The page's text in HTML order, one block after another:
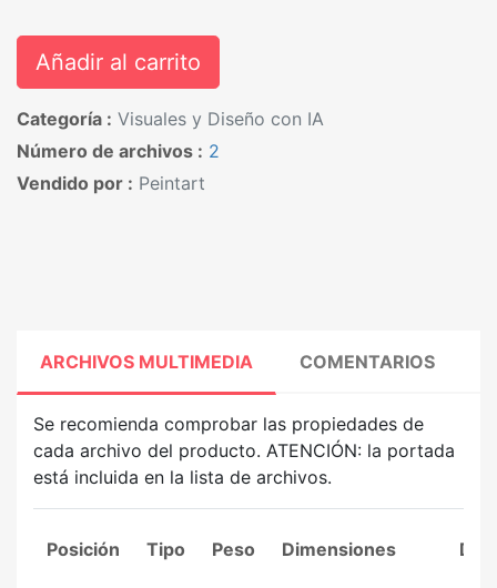
Añadir al carrito
Categoría : Visuales y Diseño con IA
Número de archivos : 2
Vendido por : Peintart
ARCHIVOS MULTIMEDIA COMENTARIOS
Se recomienda comprobar las propiedades de
cada archivo del producto. ATENCIÓN: la portada
está incluida en la lista de archivos.
Posición Tipo Peso Dimensiones